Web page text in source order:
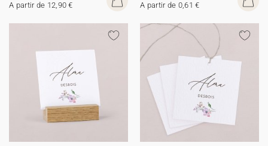
A partir de 12,90 €
A partir de 0,61 €